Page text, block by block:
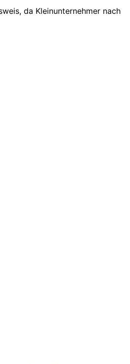
da Kleinunternehmer nach